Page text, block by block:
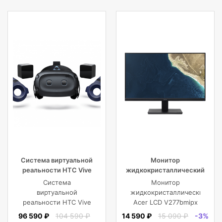
Система виртуальной
реальности HTC Vive
Cosmos Elite
Система
виртуальной
реальности HTC Vive
Cosmos Elite
96 590 ₽ 104 590 ₽
Монитор
жидкокристаллический
Acer LCD V277bmipx 27”
[16:9] 1920х1080(FHD) IPS
Монитор
жидкокристаллический
Acer LCD V277bmipx
27'' [16:9]
14 590 ₽ 15 090 ₽ -3%